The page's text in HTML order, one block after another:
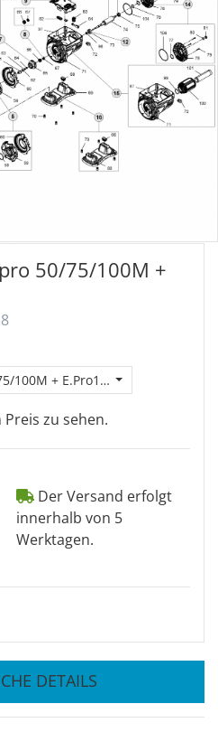
50/75/100M +
100M + E.Pro150
zu sehen.
Der Versand erfolgt
innerhalb von 5
Werktagen.
DETAILS